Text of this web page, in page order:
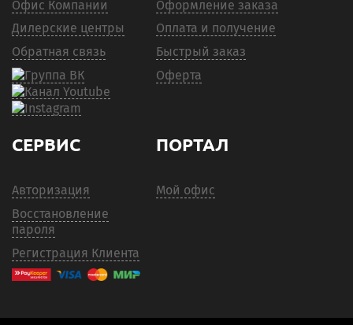
Офис Компании
Дилерские центры
Обратная связь
Оформление заказа
Оплата и получение
Быстрый заказ
Оферта
СЕРВИС
Авторизация
Восстановление
пароля
Регистрация Клиента
ПОРТАЛ
Мой офис